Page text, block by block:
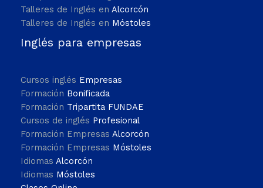
Talleres de Inglés en Alcorcón
Talleres de Inglés en Móstoles
Inglés para empresas
Cursos inglés Empresas
Formación Bonificada
Formación Tripartita FUNDAE
Cursos de inglés Profesional
Formación Empresas Alcorcón
Formación Empresas Móstoles
Idiomas Alcorcón
Idiomas Móstoles